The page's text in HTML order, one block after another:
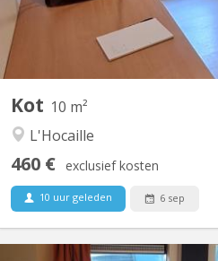
Kot 10 m²
L'Hocaille
460 € exclusief kosten
10 uur geleden 6 sep